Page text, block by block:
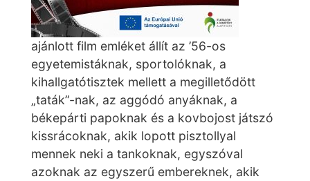
ajánlott film emléket állít az ’56-os
egyetemistáknak, sportolóknak, a
kihallgatótisztek mellett a megilletődött
„taták”-nak, az aggódó anyáknak, a
békepárti papoknak és a kovbojost játszó
kissrácoknak, akik lopott pisztollyal
mennek neki a tankoknak, egyszóval
azoknak az egyszerű embereknek, akik